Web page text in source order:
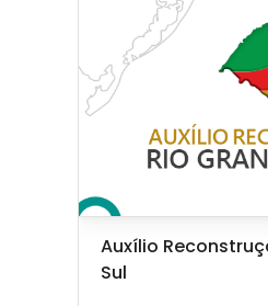
Image de cours
Nom du cours
Auxílio
Sul